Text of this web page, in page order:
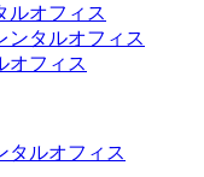
ルオフィス
ンタルオフィス
オフィス
タルオフィス